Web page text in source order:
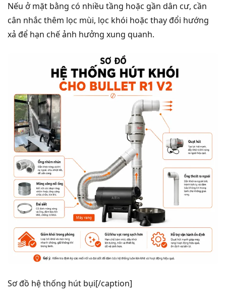
Nếu ở mặt bằng có nhiều tầng hoặc gần dân cư, cần
cân nhắc thêm lọc mùi, lọc khói hoặc thay đổi hướng
xả để hạn chế ảnh hưởng xung quanh.
Sơ đồ hệ thống hút bụi[/caption]